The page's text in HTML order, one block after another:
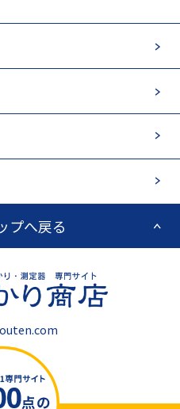
プへ戻る